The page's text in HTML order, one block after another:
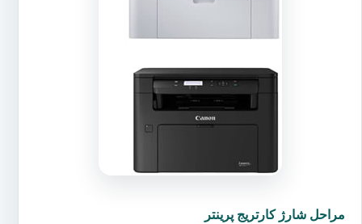
مراحل شارژ کارتریج پرینتر